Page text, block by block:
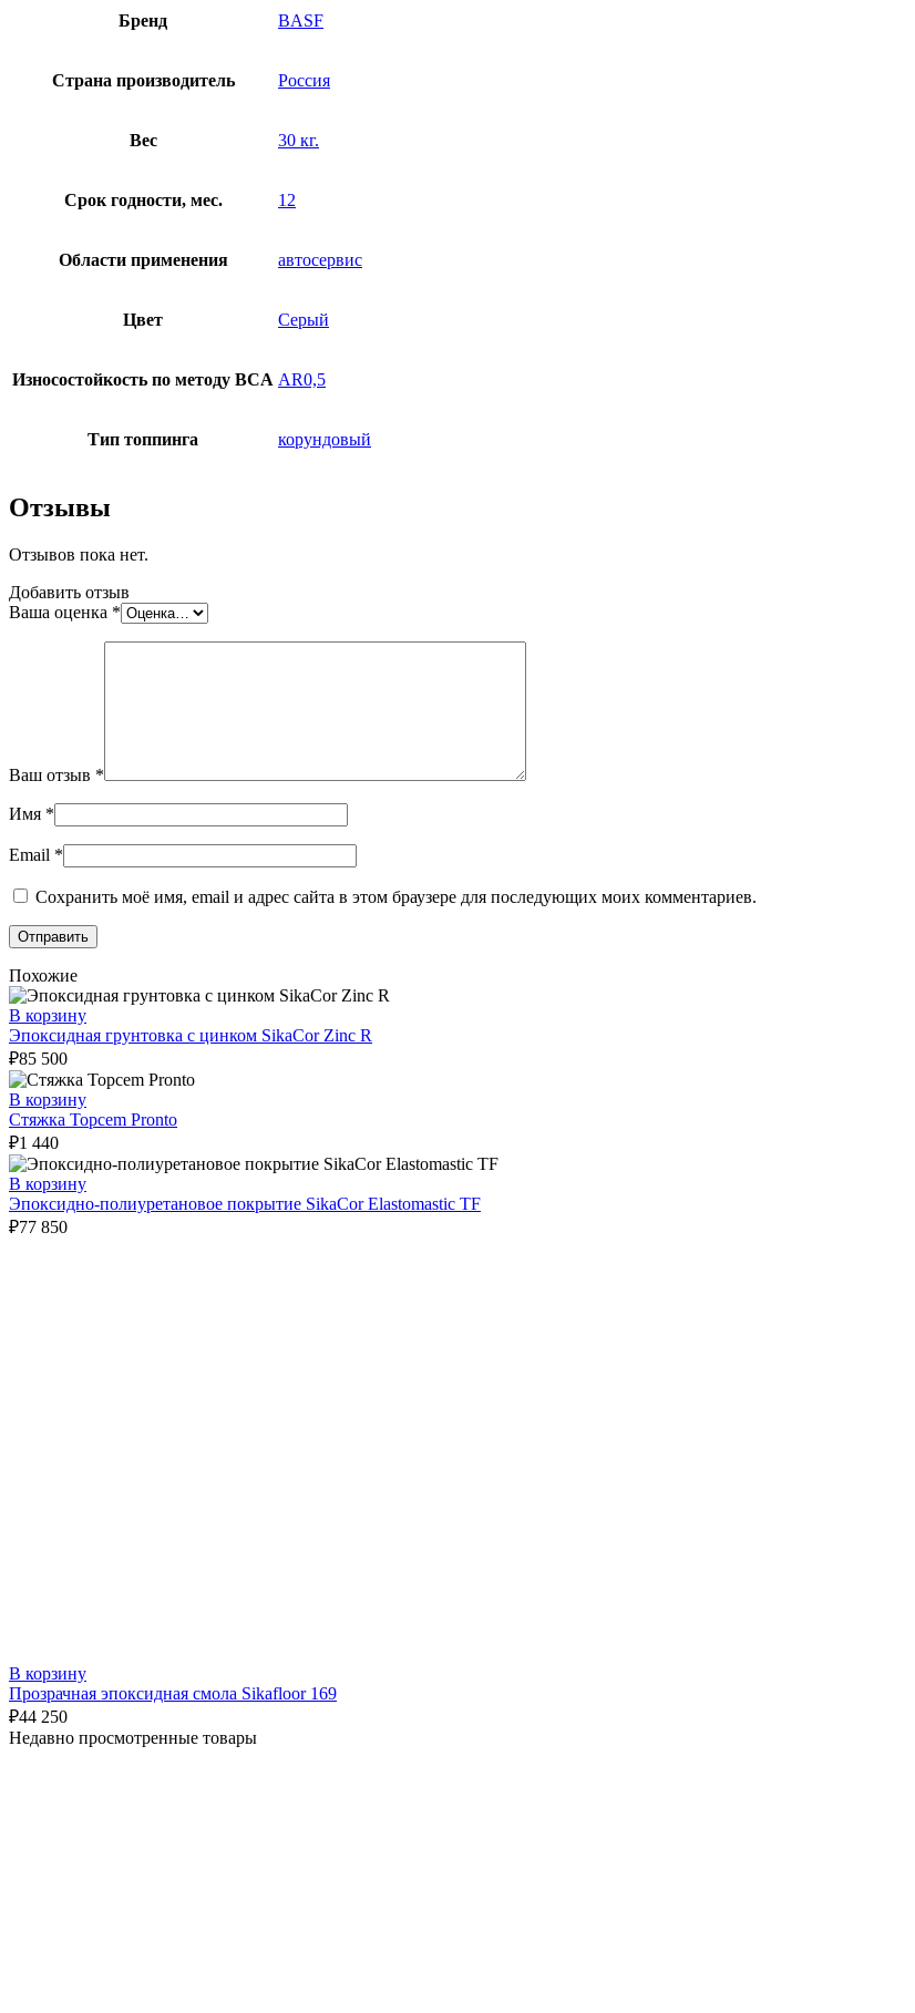
Бренд BASF
Страна производитель Россия
Вес 30 кг.
Срок годности, мес. 12
Области применения автосервис
Цвет Серый
Износостойкость по методу BCA AR0,5
Тип топпинга корундовый
Отзывы
Отзывов пока нет.
Добавить отзыв
Ваша оценка *
Ваш отзыв *
Имя *
Email *
Сохранить моё имя, email и адрес сайта в этом браузере для последующих моих комментариев.
Похожие
В корзину
Эпоксидная грунтовка с цинком SikaCor Zinc R
₽85 500
В корзину
Стяжка Topcem Pronto
₽1 440
В корзину
Эпоксидно-полиуретановое покрытие SikaСor Elastomastic TF
₽77 850
В корзину
Прозрачная эпоксидная смола Sikafloor 169
₽44 250
Недавно просмотренные товары